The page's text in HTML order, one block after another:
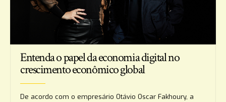
Entenda o papel da economia digital no
crescimento econômico global
De acordo com o empresário Otávio Oscar Fakhoury, a